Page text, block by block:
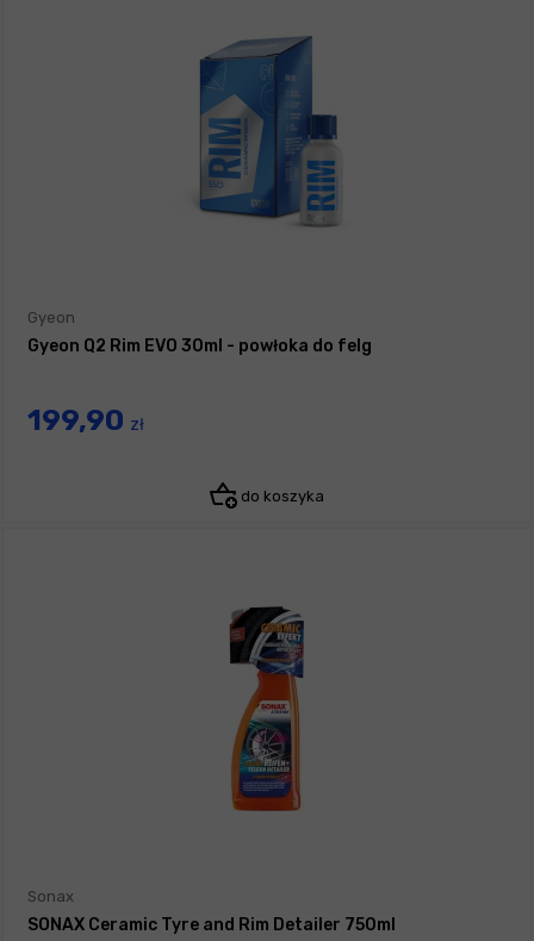
Gyeon
Gyeon Q2 Rim EVO 30ml - powłoka do felg
199,90 zł
do koszyka
Sonax
SONAX Ceramic Tyre and Rim Detailer 750ml